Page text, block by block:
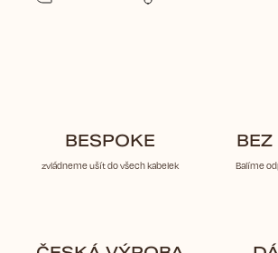
BESPOKE
zvládneme ušít do všech kabelek Balíme